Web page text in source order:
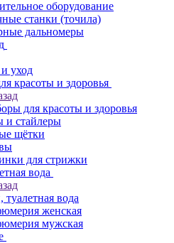
оборудование
станки (точила)
дальномеры
уход
красоты и здоровья
для красоты и здоровья
и стайлеры
щётки
для стрижки
вода
туалетная вода
женская
мужская